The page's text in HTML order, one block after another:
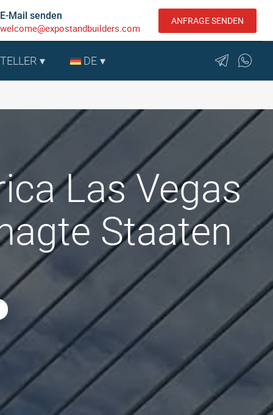
E-Mail senden
welcome@expostandbuilders.com
ANFRAGE SENDEN
DE
Las Vegas
Staaten